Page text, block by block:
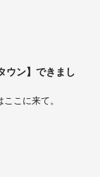
ウン】できまし
こに来て。